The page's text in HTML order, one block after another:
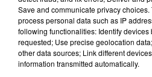
29 août 2025
LE MOT CASH !
Save and communicate privacy
process personal data such as IP
following functionalities: Identify
requested; Use precise geolocation
other data sources; Link different
information transmitted automatically.